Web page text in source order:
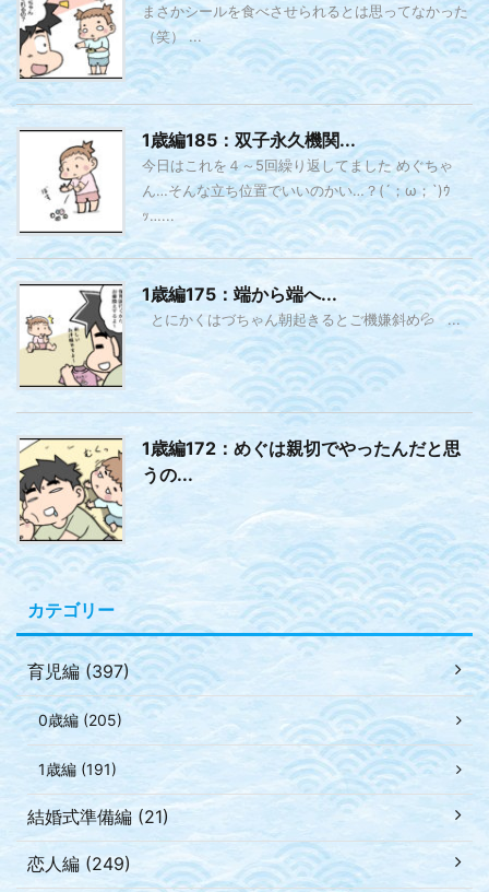
まさかシールを食べさせられるとは思ってなかった
（笑） ...
1歳編185：双子永久機関...
今日はこれを４～5回繰り返してました めぐちゃ
ん…そんな立ち位置でいいのかい…？(´；ω；`)ｳ
ｯ…...
1歳編175：端から端へ...
とにかくはづちゃん朝起きるとご機嫌斜め💦 ...
1歳編172：めぐは親切でやったんだと思
うの...
カテゴリー
育児編 (397)
0歳編 (205)
1歳編 (191)
結婚式準備編 (21)
恋人編 (249)